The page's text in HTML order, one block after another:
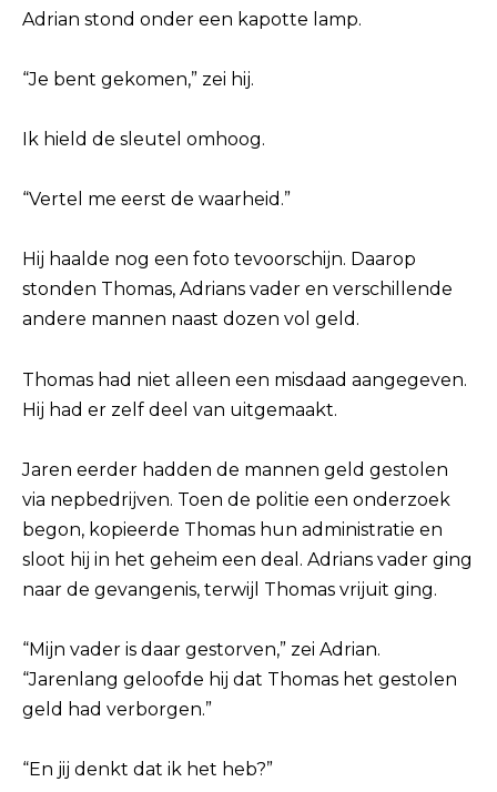
Adrian stond onder een kapotte lamp.
“Je bent gekomen,” zei hij.
Ik hield de sleutel omhoog.
“Vertel me eerst de waarheid.”
Hij haalde nog een foto tevoorschijn. Daarop
stonden Thomas, Adrians vader en verschillende
andere mannen naast dozen vol geld.
Thomas had niet alleen een misdaad aangegeven.
Hij had er zelf deel van uitgemaakt.
Jaren eerder hadden de mannen geld gestolen
via nepbedrijven. Toen de politie een onderzoek
begon, kopieerde Thomas hun administratie en
sloot hij in het geheim een deal. Adrians vader ging
naar de gevangenis, terwijl Thomas vrijuit ging.
“Mijn vader is daar gestorven,” zei Adrian.
“Jarenlang geloofde hij dat Thomas het gestolen
geld had verborgen.”
“En jij denkt dat ik het heb?”